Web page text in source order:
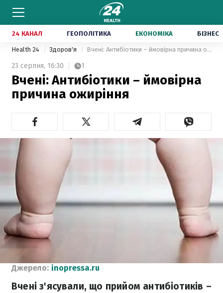
24 КАНАЛ ГЕОПОЛІТИКА ЕКОНОМІКА БІЗНЕС
Health 24 Здоров'я Вчені: Антибіотики – ймовірна причина ожиріння
23 серпня, 16:30 1
Вчені: Антибіотики – ймовірна
причина ожиріння
Джерело: inopressa.ru
Вчені з'ясували, що прийом антибіотиків –